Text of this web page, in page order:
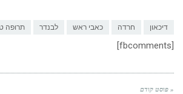
דיכאון חרדה כאבי ראש לבנדר תרופה
[fbcomments]
« פוסט קודם